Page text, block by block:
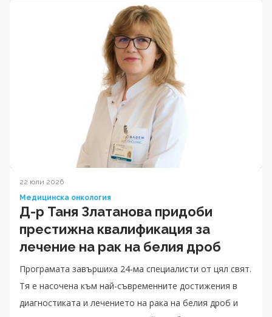
22 юли 2026
Медицинска онкология
Д-р Таня Златанова придоби
престижна квалификация за
лечение на рак на белия дроб
Програмата завършиха 24-ма специалисти от цял свят.
Тя е насочена към най-съвременните достижения в
диагностиката и лечението на рака на белия дроб и